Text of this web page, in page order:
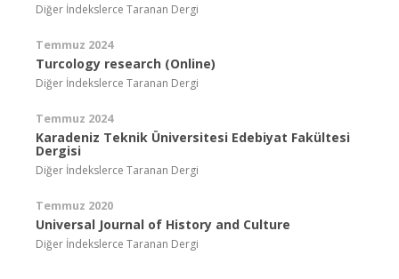
Diğer İndekslerce Taranan Dergi
Temmuz 2024
Turcology research (Online)
Diğer İndekslerce Taranan Dergi
Temmuz 2024
Karadeniz Teknik Üniversitesi Edebiyat Fakültesi
Dergisi
Diğer İndekslerce Taranan Dergi
Temmuz 2020
Universal Journal of History and Culture
Diğer İndekslerce Taranan Dergi